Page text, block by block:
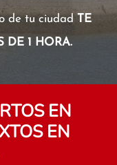
de tu ciudad TE
DE 1 HORA.
EN
EN